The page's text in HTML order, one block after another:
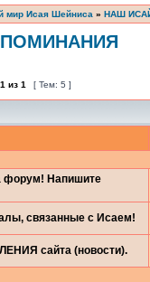
мир Исая Шейниса » НАШ
1 из 1 [ Тем: 5 ]
форум! Напишите
связанные с Исаем!
сайта (новости).